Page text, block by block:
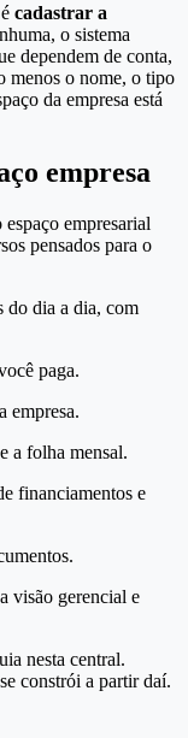
cadastrar a
o sistema
dependem de conta,
menos o nome, o tipo
da empresa está
empresa
empresarial
pensados para o
dia a dia, com
paga.
empresa.
a folha mensal.
financiamentos e
visão gerencial e
nesta central.
constrói a partir daí.